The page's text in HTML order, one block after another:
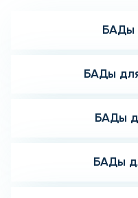
БАДы
БАДы
БАДы
БАДы